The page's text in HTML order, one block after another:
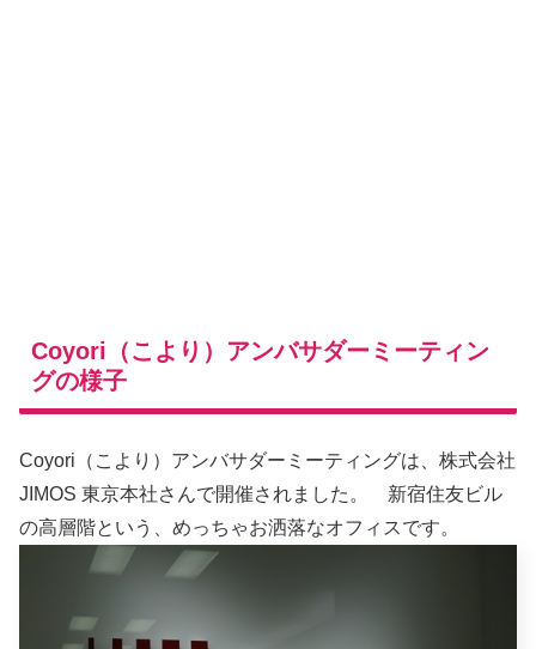
Coyori（こより）アンバサダーミーティン
グの様子
Coyori（こより）アンバサダーミーティングは、株式会社
JIMOS 東京本社さんで開催されました。 新宿住友ビル
の高層階という、めっちゃお洒落なオフィスです。